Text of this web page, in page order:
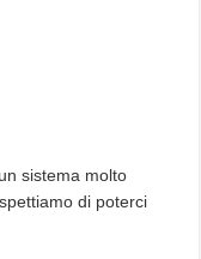
sistema molto
di poterci